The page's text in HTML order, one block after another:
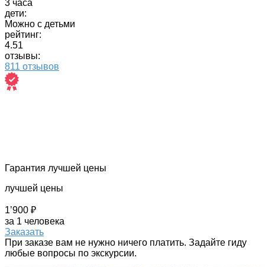
3 часа
дети:
Можно с детьми
рейтинг:
4.51
отзывы:
811 отзывов
Гарантия лучшей цены
лучшей цены
1’900 ₽
за 1 человека
Заказать
При заказе вам не нужно ничего платить. Задайте гиду
любые вопросы по экскурсии.